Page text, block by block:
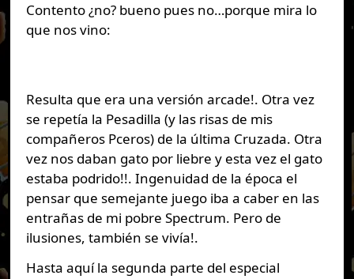
Contento ¿no? bueno pues no…porque mira lo
que nos vino:
Resulta que era una versión arcade!. Otra vez
se repetía la Pesadilla (y las risas de mis
compañeros Pceros) de la última Cruzada. Otra
vez nos daban gato por liebre y esta vez el gato
estaba podrido!!. Ingenuidad de la época el
pensar que semejante juego iba a caber en las
entrañas de mi pobre Spectrum. Pero de
ilusiones, también se vivía!.
Hasta aquí la segunda parte del especial